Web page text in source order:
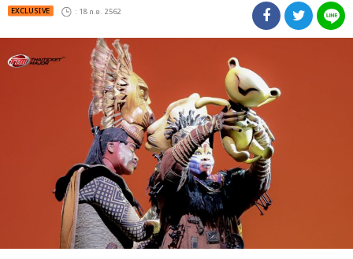
EXCLUSIVE : 18 ก.ย. 2562